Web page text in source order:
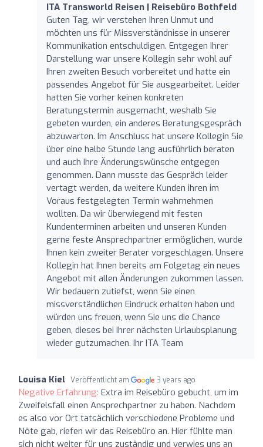
ITA Transworld Reisen | Reisebüro Bothfeld
Guten Tag, wir verstehen Ihren Unmut und
möchten uns für Missverständnisse in unserer
Kommunikation entschuldigen. Entgegen Ihrer
Darstellung war unsere Kollegin sehr wohl auf
Ihren zweiten Besuch vorbereitet und hatte ein
passendes Angebot für Sie ausgearbeitet. Leider
hatten Sie vorher keinen konkreten
Beratungstermin ausgemacht, weshalb Sie
gebeten wurden, ein anderes Beratungsgespräch
abzuwarten. Im Anschluss hat unsere Kollegin Sie
über eine halbe Stunde lang ausführlich beraten
und auch Ihre Änderungswünsche entgegen
genommen. Dann musste das Gespräch leider
vertagt werden, da weitere Kunden ihren im
Voraus festgelegten Termin wahrnehmen
wollten. Da wir überwiegend mit festen
Kundenterminen arbeiten und unseren Kunden
gerne feste Ansprechpartner ermöglichen, wurde
Ihnen kein zweiter Berater vorgeschlagen. Unsere
Kollegin hat Ihnen bereits am Folgetag ein neues
Angebot mit allen Änderungen zukommen lassen.
Wir bedauern zutiefst, wenn Sie einen
missverständlichen Eindruck erhalten haben und
würden uns freuen, wenn Sie uns die Chance
geben, dieses bei Ihrer nächsten Urlaubsplanung
wieder gutzumachen. Ihr ITA Team
Louisa Kiel Veröffentlicht am 3 years ago
Negative Erfahrung: Extra im Reisebüro gebucht, um im
Zweifelsfall einen Ansprechpartner zu haben. Nachdem
es also vor Ort tatsächlich verschiedene Probleme und
Nöte gab, riefen wir das Reisebüro an. Hier fühlte man
sich nicht weiter für uns zuständig und verwies uns an